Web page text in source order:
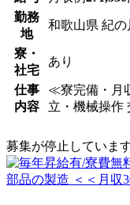
勤務
地
和歌山県 紀の
寮・
社宅
あり
仕事
内容
≪寮完備・月
立・機械操作
募集が停止していま